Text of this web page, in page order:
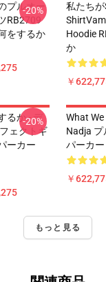
プルオー
RB2709
をするか
-20%
私たちが
Hoodie
か
￥
るか - デ
ェクトギ
ーカー
-20%
What
Nadja
パーカ
￥
もっと見る